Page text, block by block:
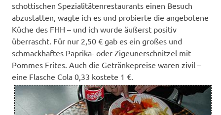
schottischen Spezialitätenrestaurants einen Besuch
abzustatten, wagte ich es und probierte die angebotene
Küche des FHH – und ich wurde äußerst positiv
überrascht. Für nur 2,50 € gab es ein großes und
schmackhaftes Paprika- oder Zigeunerschnitzel mit
Pommes Frites. Auch die Getränkepreise waren zivil –
eine Flasche Cola 0,33 kostete 1 €.